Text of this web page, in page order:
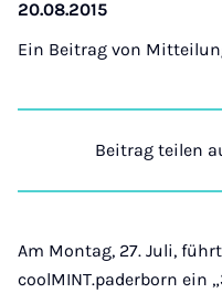
20.08.2015
Ein Beitrag von
Beitrag teilen
Am Montag, 27. Juli,
coolMINT.paderborn ein